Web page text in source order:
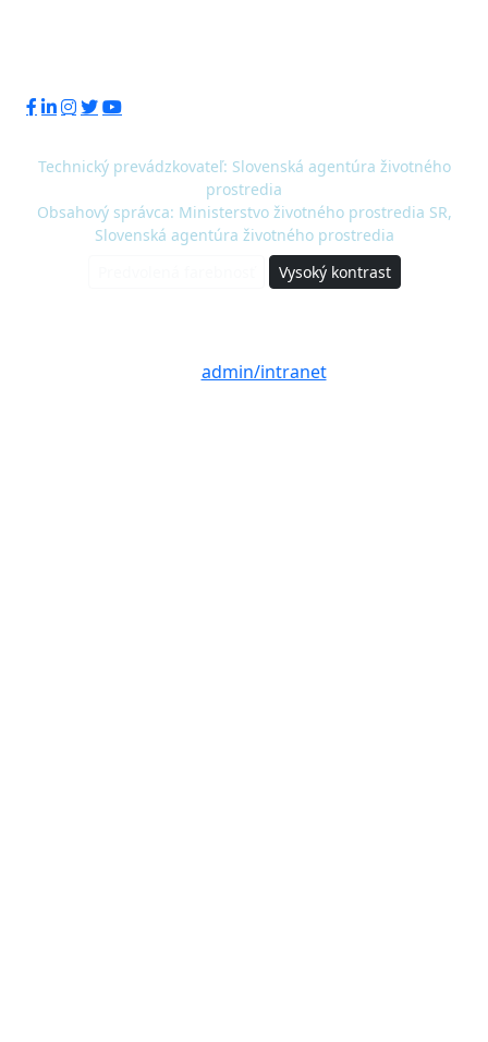
Technický prevádzkovateľ: Slovenská agentúra životného
prostredia
Obsahový správca: Ministerstvo životného prostredia SR,
Slovenská agentúra životného prostredia
Vysoký kontrast
admin/intranet